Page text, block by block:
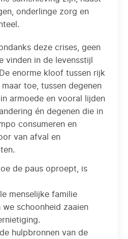
onderlinge zorg en
deze crises, geen
vinden in de levensstijl
enorme kloof tussen rijk
toe, tussen degenen
armoede en vooral lijden
én degenen die in
consumeren en
van afval en
de paus oproept, is
menselijke familie
we schoonheid zaaien
hulpbronnen van de